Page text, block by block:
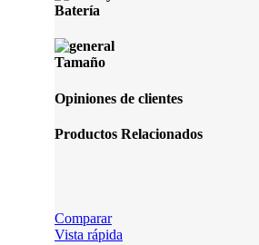
Batería
Tamaño
Opiniones de clientes
Productos Relacionados
Comparar
Vista rápida